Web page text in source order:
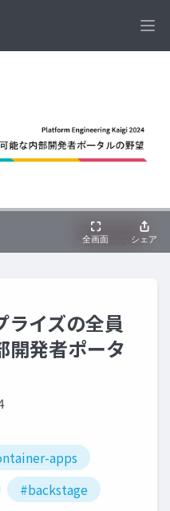
ライズの全員
開発者ポータ
apps
#backstage